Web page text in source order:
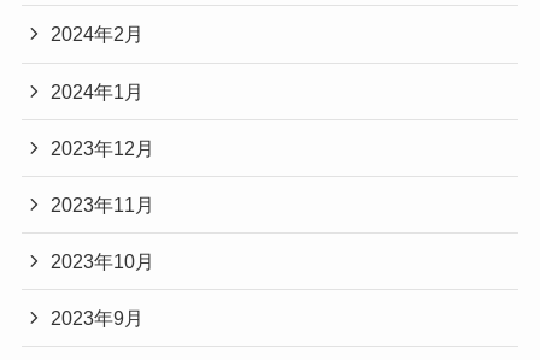
2024年2月
2024年1月
2023年12月
2023年11月
2023年10月
2023年9月